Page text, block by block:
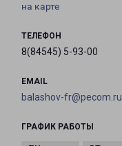
на карте
ТЕЛЕФОН
8(84545) 5-93-00
EMAIL
balashov-fr@pecom.ru
ГРАФИК РАБОТЫ